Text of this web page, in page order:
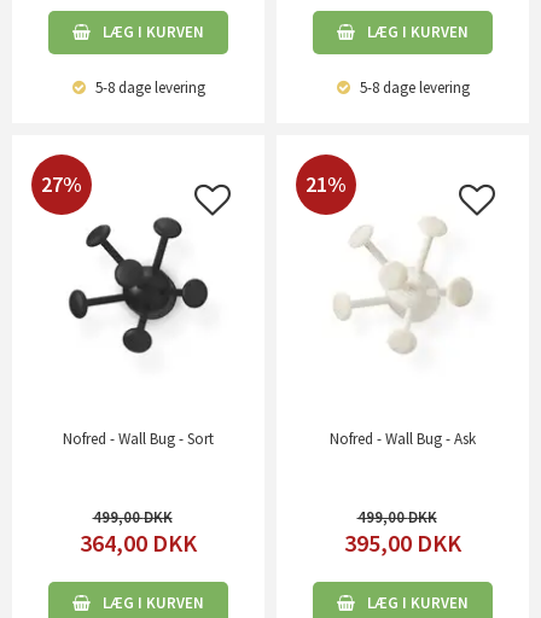
LÆG I KURVEN
5-8 dagelevering
LÆG I KURVEN
5-8 dagelevering
27%
Nofred - Wall Bug - Sort
499,00
364,00 DKK
LÆG I KURVEN
21%
Nofred - Wall Bug - Ask
499,00
395,00 DKK
LÆG I KURVEN